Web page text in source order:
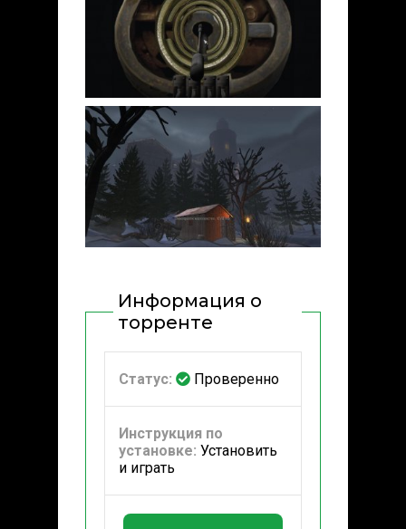
Информация о
торренте
Статус: Проверенно
Инструкция по
установке: Установить
и играть